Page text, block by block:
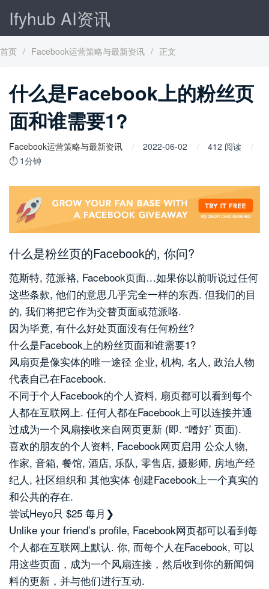
Ifyhub AI资讯
首页 / Facebook运营策略与最新资讯 / 正文
什么是Facebook上的粉丝页
面和谁需要1?
Facebook运营策略与最新资讯 2022-06-02
412 阅读
⏱ 1分钟
什么是粉丝页的Facebook的, 你问?
范斯特, 范派袼, Facebook页面…如果你以前听说过任何
这些条款, 他们的意思几乎完全一样的东西. 但我们的目
的, 我们将把它作为交替页面或范派咯.
因为毕竟, 有什么好处页面没有任何粉丝?
什么是Facebook上的粉丝页面和谁需要1?
风扇页是像实体的唯一途径 企业, 机构, 名人, 政治人物
代表自己在Facebook.
不同于个人Facebook的个人资料, 扇页都可以看到每个
人都在互联网上. 任何人都在Facebook上可以连接并通
过成为一个风扇接收来自网页更新 (即. “嗜好’ 页面).
喜欢的朋友的个人资料, Facebook网页启用 公众人物,
作家, 音箱, 餐馆, 酒店, 乐队, 零售店, 摄影师, 房地产经
纪人, 社区组织和 其他实体 创建Facebook上一个真​​实的
和公共的存在.
尝试Heyo只 $25 每月❯
Unlike your friend’s profile, Facebook网页都可以看到每
个人都在互联网上默认. 你, 而每个人在Facebook, 可以
用这些页面，成为一个风扇连接，然后收到你的新闻饲
料的更新，并与他们进行互动.